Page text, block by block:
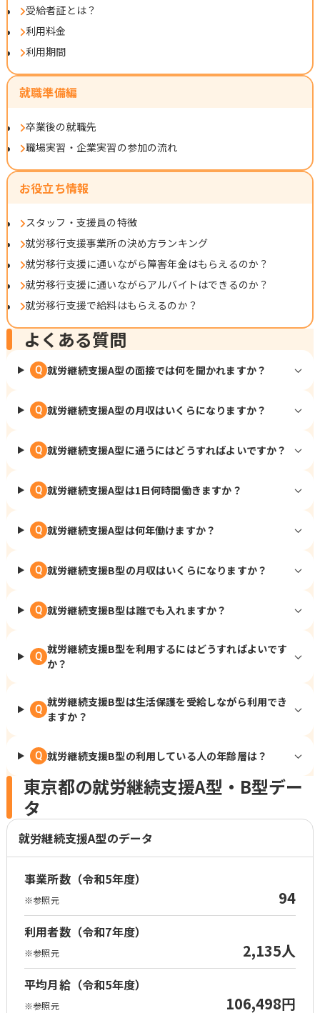
受給者証とは？
利用料金
利用期間
就職準備編
卒業後の就職先
職場実習・企業実習の参加の流れ
お役立ち情報
スタッフ・支援員の特徴
就労移行支援事業所の決め方ランキング
就労移行支援に通いながら障害年金はもらえるのか？
就労移行支援に通いながらアルバイトはできるのか？
就労移行支援で給料はもらえるのか？
よくある質問
Q 就労継続支援A型の面接では何を聞かれますか？
Q 就労継続支援A型の月収はいくらになりますか？
Q 就労継続支援A型に通うにはどうすればよいですか？
Q 就労継続支援A型は1日何時間働きますか？
Q 就労継続支援A型は何年働けますか？
Q 就労継続支援B型の月収はいくらになりますか？
Q 就労継続支援B型は誰でも入れますか？
Q
就労継続支援B型を利用するにはどうすればよいです
か？
Q
就労継続支援B型は生活保護を受給しながら利用でき
ますか？
Q 就労継続支援B型の利用している人の年齢層は？
東京都の就労継続支援A型・B型デー
タ
就労継続支援A型のデータ
事業所数（令和5年度）
※参照元 94
利用者数（令和7年度）
※参照元 2,135人
平均月給（令和5年度）
※参照元 106,498円